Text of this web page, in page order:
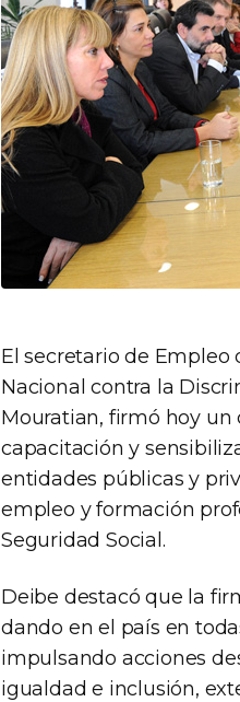
El secretario de
Nacional contra la
Mouratian, firmó hoy
capacitación y
entidades públicas y
empleo y formación
Seguridad Social.
Deibe destacó que la
dando en el país en
impulsando acciones
igualdad e inclusión,